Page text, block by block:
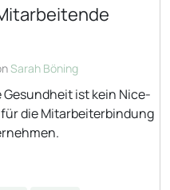
Sarah Böning
ist kein Nice-
die Mitarbeiterbindung